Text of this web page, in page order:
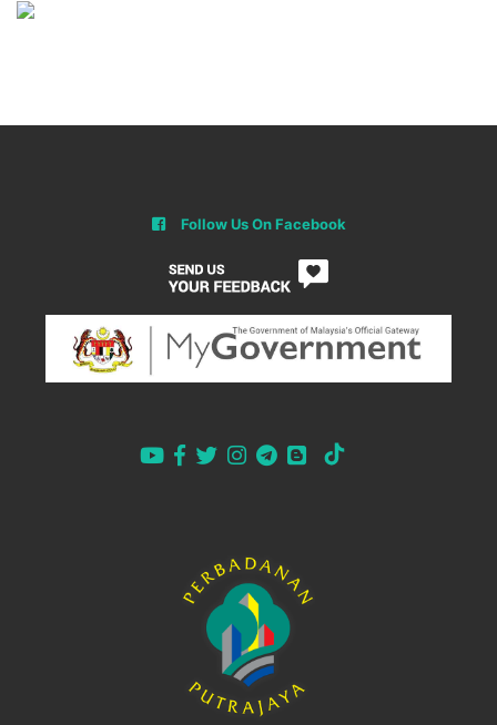
Follow Us On Facebook